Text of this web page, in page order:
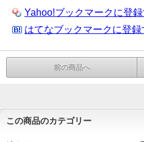
Yahoo!ブックマークに登録
はてなブックマークに登録
前の商品へ
この商品のカテゴリー